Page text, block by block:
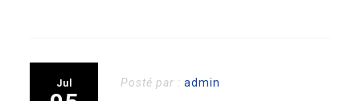
Jul Posté par :admin